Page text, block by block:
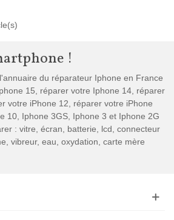
!
du réparateur Iphone en France
15, réparer votre Iphone 14, réparer
votre iPhone 12, réparer votre iPhone
10, Iphone 3GS, Iphone 3 et Iphone 2G
: vitre, écran, batterie, lcd, connecteur
vibreur, eau, oxydation, carte mère